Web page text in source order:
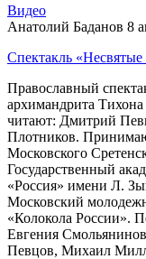
Видео
Анатолий Баданов 8
Спектакль «Несвятые
Православный
архимандрита
читают: Дмитрий
Плотников.
Московского
Государственный
«Россия» имени Л.
Московский
«Колокола России».
Евгения
Певцов, Михаил